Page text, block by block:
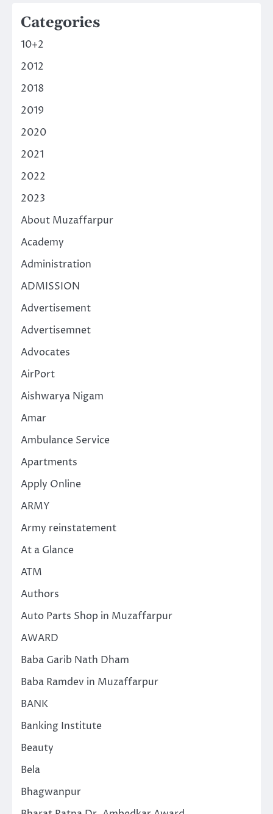
Categories
10+2
2012
2018
2019
2020
2021
2022
2023
About Muzaffarpur
Academy
Administration
ADMISSION
Advertisement
Advertisemnet
Advocates
AirPort
Aishwarya Nigam
Amar
Ambulance Service
Apartments
Apply Online
ARMY
Army reinstatement
At a Glance
ATM
Authors
Auto Parts Shop in Muzaffarpur
AWARD
Baba Garib Nath Dham
Baba Ramdev in Muzaffarpur
BANK
Banking Institute
Beauty
Bela
Bhagwanpur